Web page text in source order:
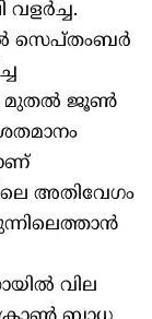
വളർച്ച.
സെപ്തംബർ
മുതൽ ജൂൺ
അതിവേഗം
വില